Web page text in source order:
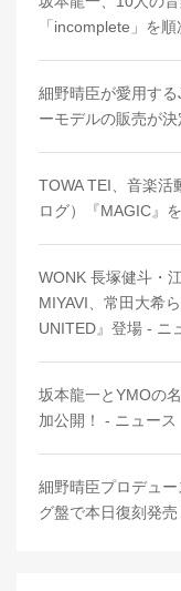
「incomplete」を
細野晴臣が愛用す
ーモデルの販売が
TOWA TEI、音楽活
ログ）『MAGIC』
WONK 長塚健斗・
MIYAVI、常田大希
UNITED』登場 - ニ
坂本龍一とYMOの
加公開！ - ニュース
細野晴臣プロデュ
グ盤で本日復刻発